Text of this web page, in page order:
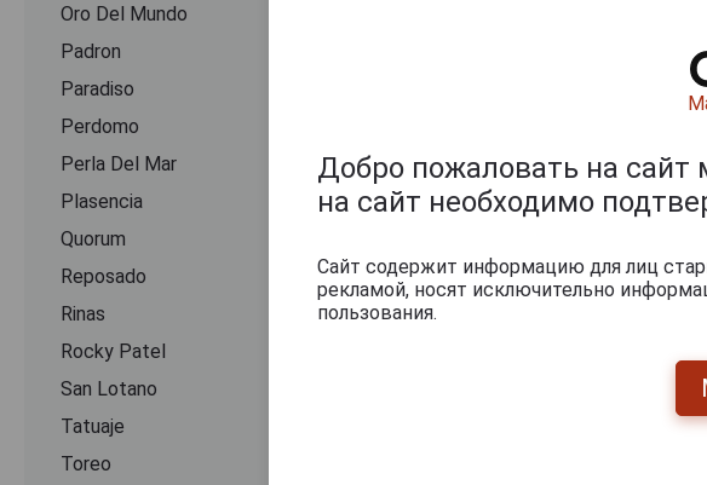
Oro Del Mundo
Padron
Paradiso
Perdomo
Perla Del Mar
Plasencia
Quorum
Reposado
Rinas
Rocky Patel
San Lotano
Tatuaje
Toreo
Добро пожаловать на сайт
на сайт необходимо
Сайт содержит информацию для лиц
рекламой, носят исключительно
пользования.